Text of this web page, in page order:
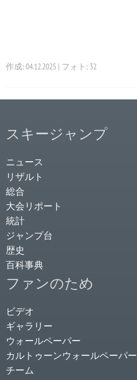
作成: 04.12.2025 | フォト: 32
スキージャンプ
ニュース
リザルト
総合
大会リポート
統計
ジャンプ台
歴史
百科事典
ファンのため
ビデオ
ギャラリー
ウォールペーパー
カルトゥーンウォールペーパー
チーム